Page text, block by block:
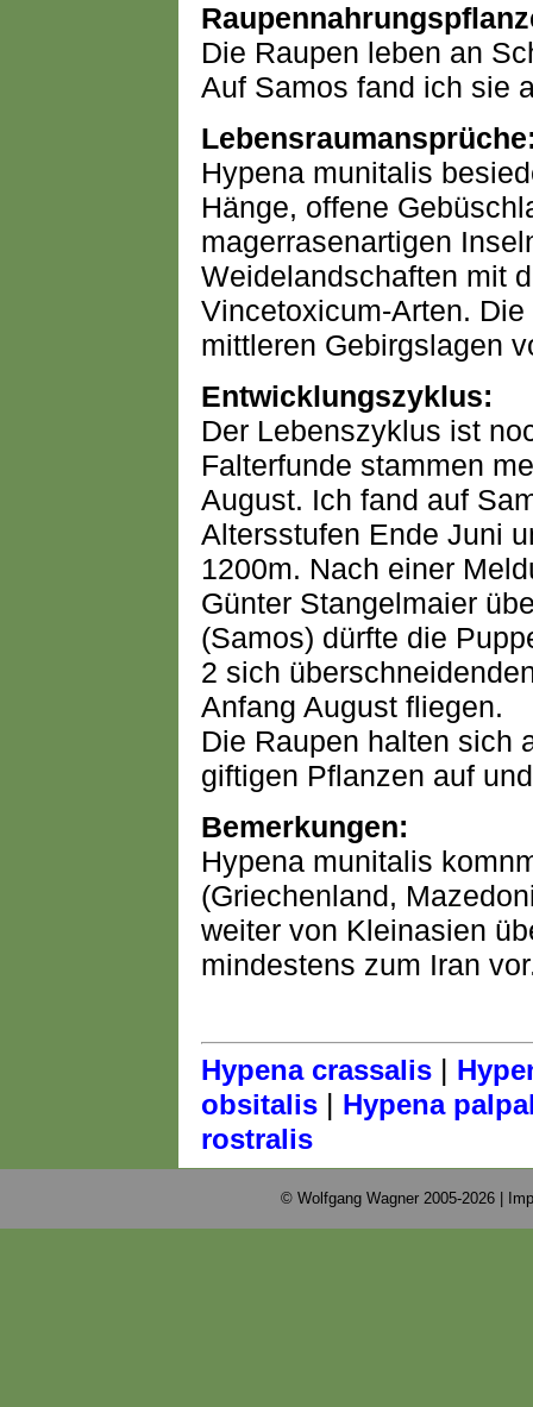
Die Raupen leben an
Auf Samos fand ich sie
Hypena munitalis
Hänge, offene
magerrasenartigen
Weidelandschaften mit
Vincetoxicum-Arten.
mittleren Gebirgslagen
Entwicklungszyklus:
Der Lebenszyklus ist
Falterfunde stammen
August. Ich fand auf
Altersstufen Ende Juni
1200m. Nach einer
Günter Stangelmaier
(Samos) dürfte die
2 sich
Anfang August fliegen.
Die Raupen halten sich
giftigen Pflanzen auf
Bemerkungen:
Hypena munitalis
(Griechenland,
weiter von Kleinasien
mindestens zum Iran
Hypena crassalis |
obsitalis | Hypena
rostralis
© Wolfgang Wagner 2005-2026 |